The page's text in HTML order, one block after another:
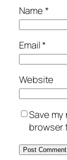
Name*
Email*
Website
Save
browser